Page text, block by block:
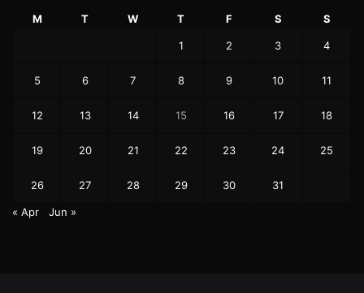
M T W T F S S
1 2 3 4
5 6 7 8 9 10 11
12 13 14 15 16 17 18
19 20 21 22 23 24 25
26 27 28 29 30 31
« Apr Jun »